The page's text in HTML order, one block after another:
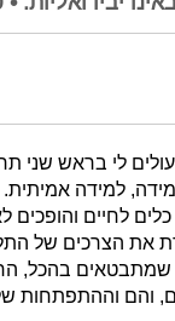
לי בראש שני
למידה אמיתית.
לחיים
את הצרכים של
שמתבטאים
והם וההתפתחות